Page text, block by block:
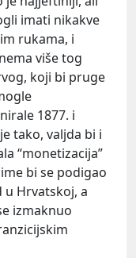
imati nikakve
rukama, i
više tog
koji bi pruge
1877. i
tako, valjda bi i
“monetizacija”
bi se podigao
Hrvatskoj, a
izmaknuo